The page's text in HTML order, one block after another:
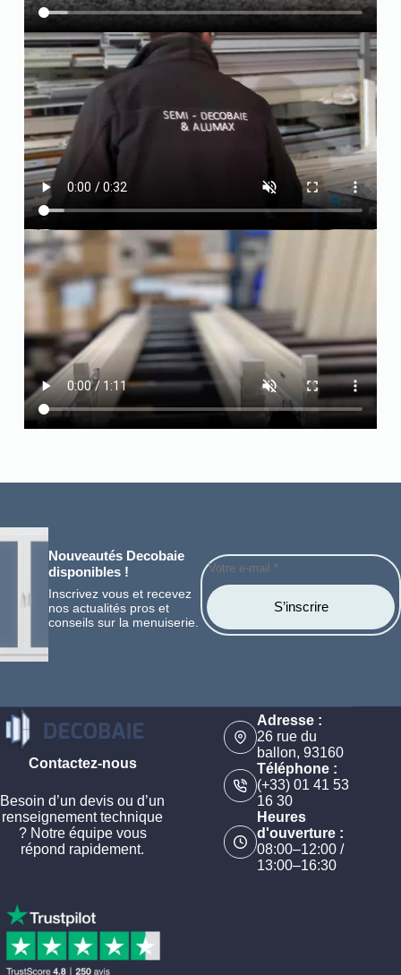
Nouveautés Decobaie
disponibles !
Inscrivez vous et recevez
nos actualités pros et
conseils sur la menuiserie.
S’inscrire
Contactez-nous
Besoin d’un devis ou d’un
renseignement technique
? Notre équipe vous
répond rapidement.
Adresse :
26 rue du
ballon, 93160
Téléphone :
(+33) 01 41 53
16 30
Heures
d'ouverture :
08:00–12:00 /
13:00–16:30